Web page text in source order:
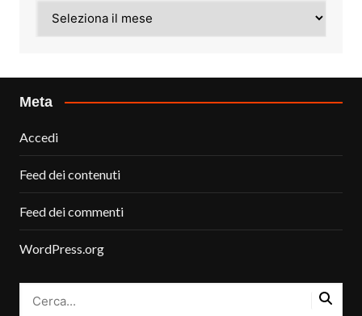
Meta
Accedi
Feed dei contenuti
Feed dei commenti
WordPress.org